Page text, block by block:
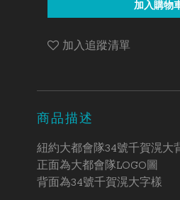
加入購物
加入追蹤清單
商品描述
紐約大都會隊34號千賀滉大
正面為大都會隊LOGO圖
背面為34號千賀滉大字樣